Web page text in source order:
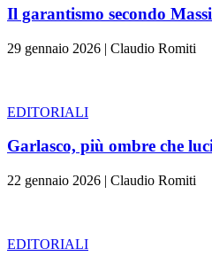
Il garantismo secondo
29 gennaio 2026 | Claudio Romiti
EDITORIALI
Garlasco, più ombre che
22 gennaio 2026 | Claudio Romiti
EDITORIALI